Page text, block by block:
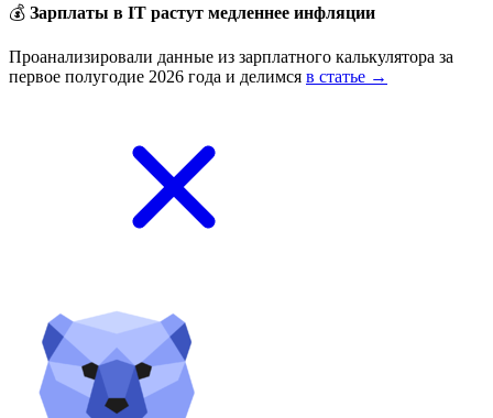
💰 Зарплаты в IT растут медленнее инфляции
Проанализировали данные из зарплатного калькулятора за
первое полугодие 2026 года и делимся в статье →